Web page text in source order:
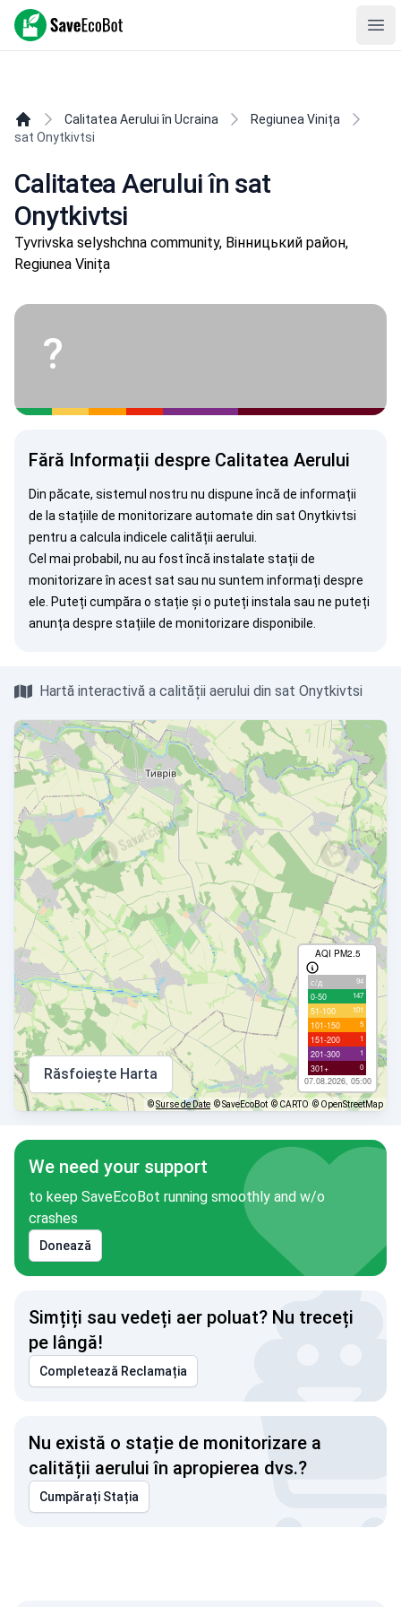
SaveEcoBot
Calitatea Aerului în Ucraina
Regiunea Vinița
sat Onytkivtsi
Calitatea Aerului în sat
Onytkivtsi
Tyvrivska selyshchna community, Вінницький район,
Regiunea Vinița
?
Fără Informații despre Calitatea Aerului
Din păcate, sistemul nostru nu dispune încă de informații
de la stațiile de monitorizare automate din sat Onytkivtsi
pentru a calcula indicele calității aerului.
Cel mai probabil, nu au fost încă instalate stații de
monitorizare în acest sat sau nu suntem informați despre
ele. Puteți cumpăra o stație și o puteți instala sau ne puteți
anunța despre stațiile de monitorizare disponibile.
Hartă interactivă a calității aerului din sat Onytkivtsi
AQI PM2.5
с/д 94
0-50 147
51-100 101
101-150 5
151-200 1
201-300 1
301+ 0
07.08.2026, 05:00
Răsfoiește Harta
©Surse de Date © SaveEcoBot © CARTO © OpenStreetMap
We need your support
to keep SaveEcoBot running smoothly and w/o
crashes
Donează
Simțiți sau vedeți aer poluat? Nu treceți
pe lângă!
Completează Reclamația
Nu există o stație de monitorizare a
calității aerului în apropierea dvs.?
Cumpărați Stația